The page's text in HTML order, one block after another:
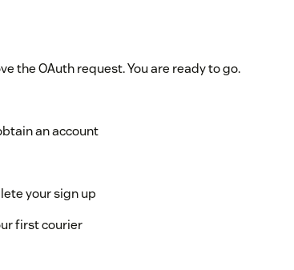
the OAuth request. You are ready to go.
an account
your sign up
first courier